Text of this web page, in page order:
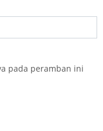
pada peramban ini